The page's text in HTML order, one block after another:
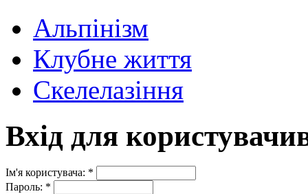
Альпінізм
Клубне життя
Скелелазіння
Вхід для
Ім'я користувача: *
Пароль: *